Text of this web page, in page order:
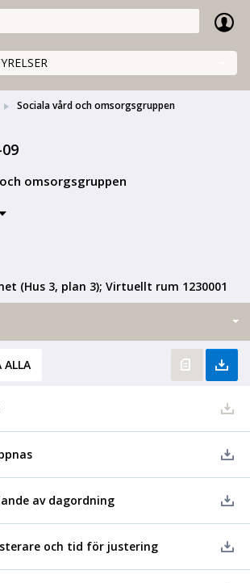
Sociala vård och omsorgsgruppen
omsorgsgruppen
(Hus 3, plan 3); Virtuellt rum 1230001
ALLA
av dagordning
och tid för justering